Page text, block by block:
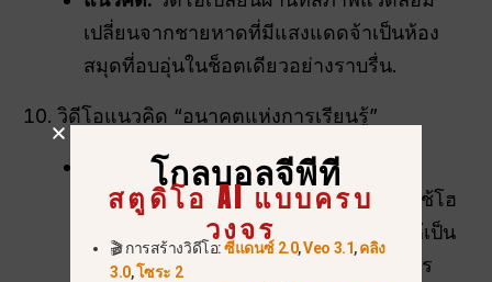
เปลี่ยนจากชายหาดที่มีแสงแดดจ้าเป็นห้อง
สมุดที่อบอุ่นในช็อตเดียวอย่างราบรื่น.
วิดีโอแนวคิด “อนาคตแห่งการเรียนรู้”
แนวคิด:ภาพวิชวลแนววิทยาศาสตร์เชิง
จินตนาการที่แสดงให้เห็นนักเรียนกำลังใช้โฮ
โลแกรม เพื่อวางตำแหน่งช่องของคุณให้เป็น
ผู้นำทางความคิดในวงการเทคโนโลยีการ
โกลบอลจีพีที
สตูดิโอ AI แบบครบ
วงจร
🎬 การสร้างวิดีโอ:ซีแดนซ์ 2.0,Veo 3.1,คลิง
3.0,โซระ 2